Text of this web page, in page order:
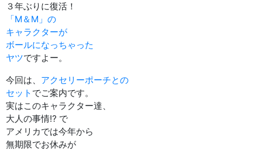
３年ぶりに復活！
「M＆M」の
キャラクターが
ボールになっちゃった
ヤツですよー。
今回は、 アクセリーポーチとの
セット でご案内です。
実はこのキャラクター達、
大人の事情⁉︎ で
アメリカでは今年から
無期限でお休みが